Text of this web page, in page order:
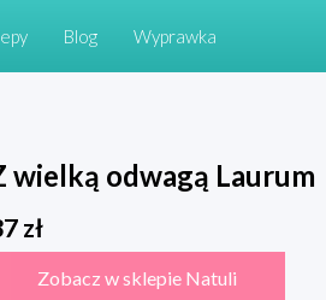
Blog Wyprawka
wielką odwagą Laurum
zł
Zobacz w sklepie Natuli